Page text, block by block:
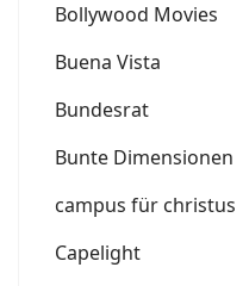
Bollywood Movies
Buena Vista
Bundesrat
Bunte Dimensionen
campus für christus
Capelight